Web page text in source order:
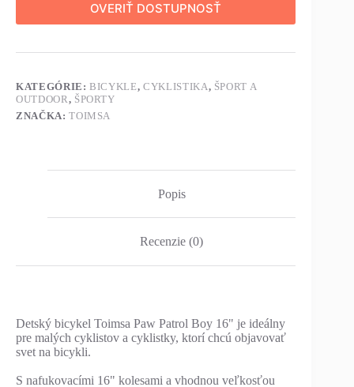
OVERIŤ DOSTUPNOSŤ
KATEGÓRIE:BICYKLE,CYKLISTIKA, ŠPORT A
OUTDOOR , ŠPORTY
ZNAČKA:TOIMSA
Popis
Recenzie (0)
Detský bicykel Toimsa Paw Patrol Boy 16" je ideálny
pre malých cyklistov a cyklistky, ktorí chcú objavovať
svet na bicykli.
S nafukovacími 16" kolesami a vhodnou veľkosťou